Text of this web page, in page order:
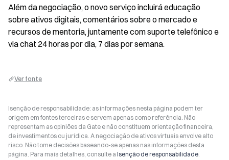
Além da negociação, o novo serviço incluirá educação
sobre ativos digitais, comentários sobre o mercado e
recursos de mentoria, juntamente com suporte telefônico e
via chat 24 horas por dia, 7 dias por semana.
Ver fonte
Isenção de responsabilidade: as informações nesta página podem ter
origem em fontes terceiras e servem apenas como referência. Não
representam as opiniões da Gate e não constituem orientação financeira,
de investimentos ou jurídica. A negociação de ativos virtuais envolve alto
risco. Não tome decisões baseando-se apenas nas informações desta
página. Para mais detalhes, consulte a Isenção de responsabilidade.